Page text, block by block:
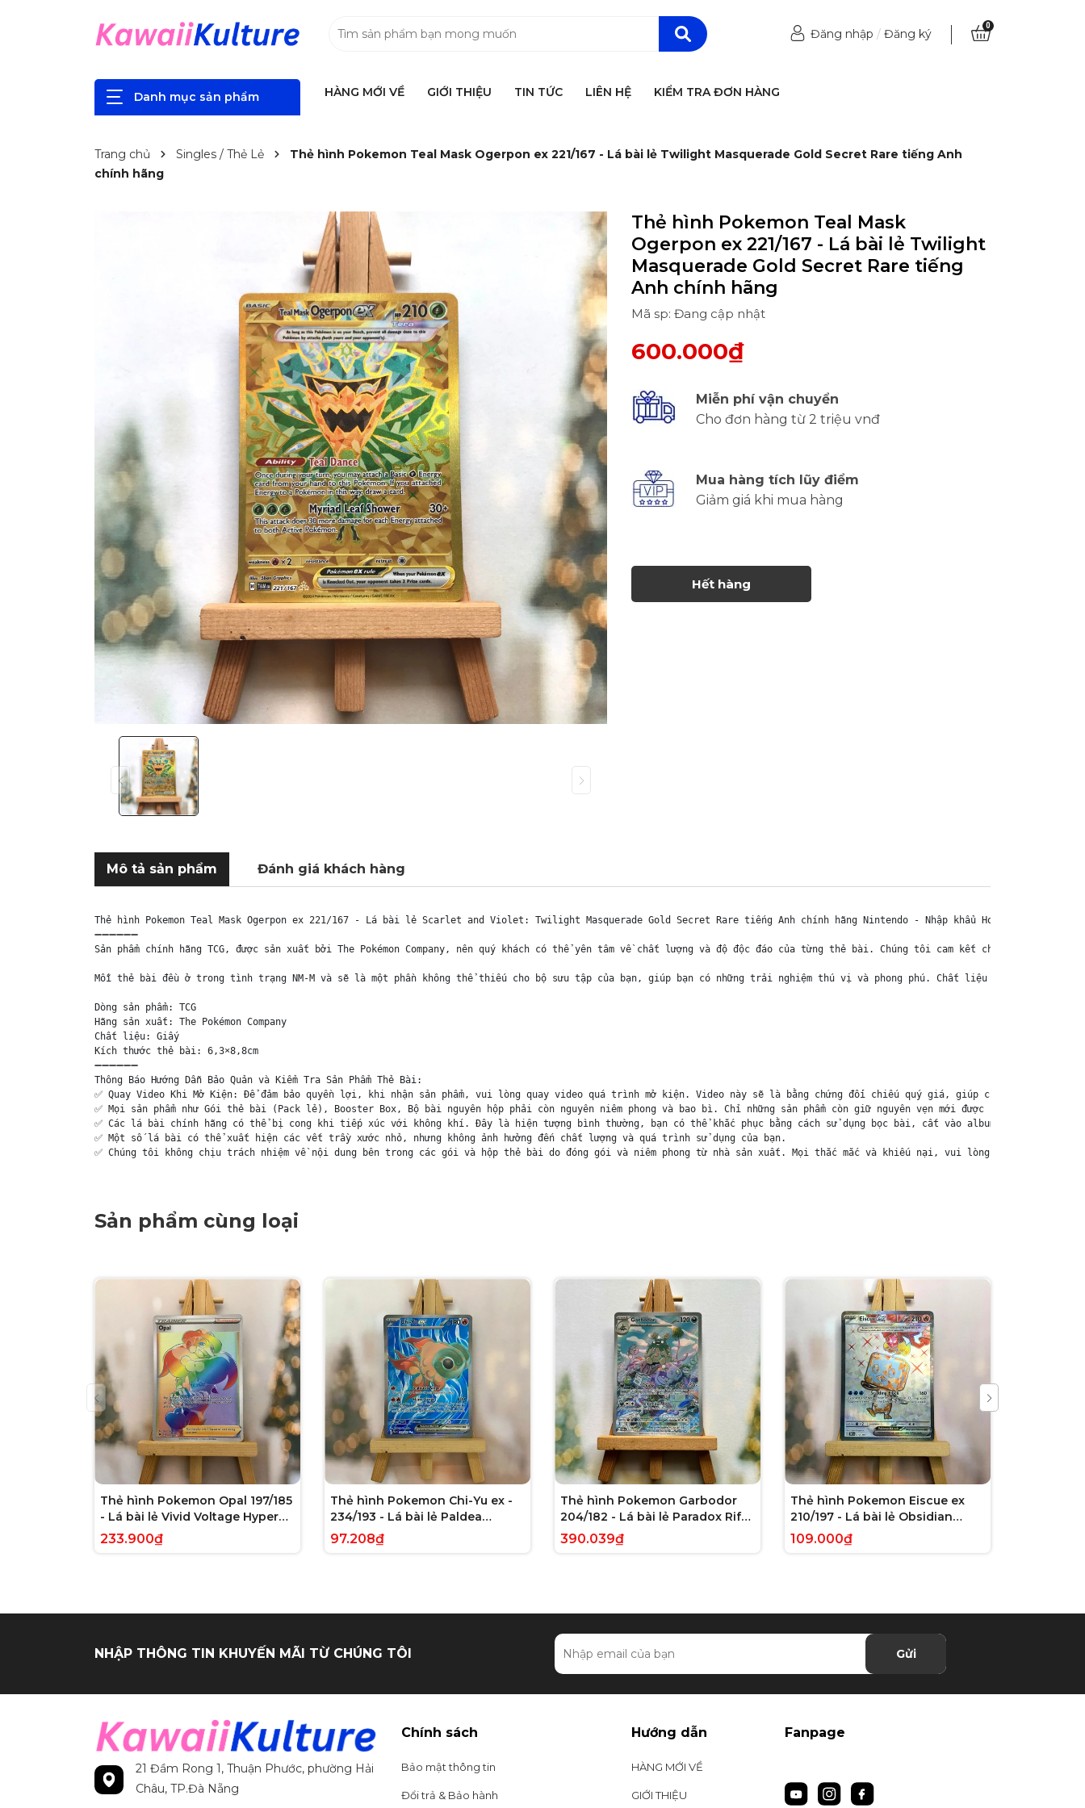
Đăng nhập / Đăng ký
0
Danh mục sản phẩm HÀNG MỚI VỀ GIỚI THIỆU TIN TỨC LIÊN HỆ KIỂM TRA ĐƠN HÀNG
Trang chủ Singles / Thẻ Lẻ
Thẻ hình Pokemon Teal Mask Ogerpon ex 221/167 - Lá bài lẻ Twilight Masquerade Gold Secret Rare tiếng Anh
chính hãng
Thẻ hình Pokemon Teal Mask
Ogerpon ex 221/167 - Lá bài lẻ Twilight
Masquerade Gold Secret Rare tiếng
Anh chính hãng
Mã sp: Đang cập nhật
600.000₫
Miễn phí vận chuyển
Cho đơn hàng từ 2 triệu vnđ
Mua hàng tích lũy điểm
Giảm giá khi mua hàng
Hết hàng
Mô tả sản phẩm Đánh giá khách hàng
Thẻ hình Pokemon Teal Mask Ogerpon ex 221/167 - Lá bài lẻ Scarlet and Violet: Twilight Masquerade Gold Secret Rare tiếng Anh chính hãng Nintendo - Nhập khẩu Hoa Kỳ USA
➖➖➖➖➖➖
Sản phẩm chính hãng TCG, được sản xuất bởi The Pokémon Company, nên quý khách có thể yên tâm về chất lượng và độ độc đáo của từng thẻ bài. Chúng tôi cam kết chỉ bán hàng
Mỗi thẻ bài đều ở trong tình trạng NM-M và sẽ là một phần không thể thiếu cho bộ sưu tập của bạn, giúp bạn có những trải nghiệm thú vị và phong phú. Chất liệu chính của thẻ
Dòng sản phẩm: TCG
Hãng sản xuất: The Pokémon Company
Chất liệu: Giấy
Kích thước thẻ bài: 6,3×8,8cm
➖➖➖➖➖➖
Thông Báo Hướng Dẫn Bảo Quản và Kiểm Tra Sản Phẩm Thẻ Bài:
✅ Quay Video Khi Mở Kiện: Để đảm bảo quyền lợi, khi nhận sản phẩm, vui lòng quay video quá trình mở kiện. Video này sẽ là bằng chứng đối chiếu quý giá, giúp chúng tôi nhanh
✅ Mọi sản phẩm như Gói thẻ bài (Pack lẻ), Booster Box, Bộ bài nguyên hộp phải còn nguyên niêm phong và bao bì. Chỉ những sản phẩm còn giữ nguyên vẹn mới được chấp nhận đổi
✅ Các lá bài chính hãng có thể bị cong khi tiếp xúc với không khí. Đây là hiện tượng bình thường, bạn có thể khắc phục bằng cách sử dụng bọc bài, cất vào album, hoặc ép giữa
✅ Một số lá bài có thể xuất hiện các vết trầy xước nhỏ, nhưng không ảnh hưởng đến chất lượng và quá trình sử dụng của bạn.
✅ Chúng tôi không chịu trách nhiệm về nội dung bên trong các gói và hộp thẻ bài do đóng gói và niêm phong từ nhà sản xuất. Mọi thắc mắc và khiếu nại, vui lòng liên hệ trực
Sản phẩm cùng loại
Thẻ hình Pokemon Opal 197/185
- Lá bài lẻ Vivid Voltage Hyper
Rare tiếng Anh chính hãng
233.900₫
Thẻ hình Pokemon Chi-Yu ex -
234/193 - Lá bài lẻ Paldea
Evolved Full Art Secret Rare
tiếng Anh chính hãng
97.208₫
Thẻ hình Pokemon Garbodor
204/182 - Lá bài lẻ Paradox Rift
Illustration Rare tiếng Anh chính
390.039₫
Thẻ hình Pokemon Eiscue ex
210/197 - Lá bài lẻ Obsidian
Flames Full Art Secret Rare
tiếng Anh chính hãng
109.000₫
NHẬP THÔNG TIN KHUYẾN MÃI TỪ CHÚNG TÔI Gửi
21 Đầm Rong 1, Thuận Phước, phường Hải
Châu, TP.Đà Nẵng
Chính sách
Bảo mật thông tin
Đổi trả & Bảo hành
Hướng dẫn
HÀNG MỚI VỀ
GIỚI THIỆU
Fanpage